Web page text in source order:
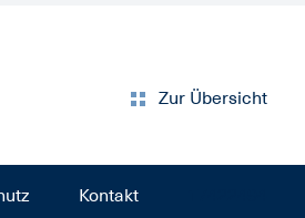
Zur Übersicht
Kontakt